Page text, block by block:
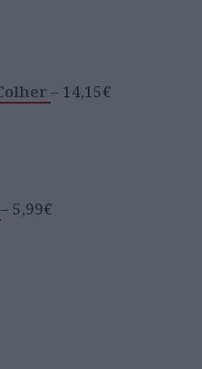
– 14,15€
– 5,99€